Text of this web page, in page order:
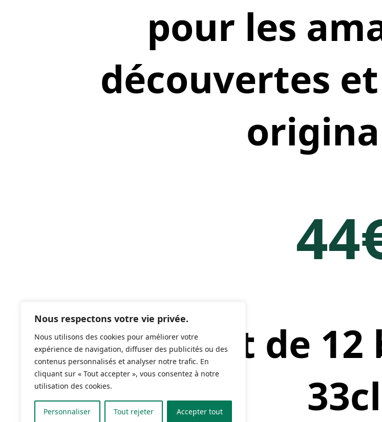
Nous respectons votre vie privée.
Nous utilisons des cookies pour améliorer votre
expérience de navigation, diffuser des publicités ou des
contenus personnalisés et analyser notre trafic. En
cliquant sur « Tout accepter », vous consentez à notre
utilisation des cookies.
Personnaliser Tout rejeter Accepter tout
pour les
découvertes
Le coffret de 12
33cl